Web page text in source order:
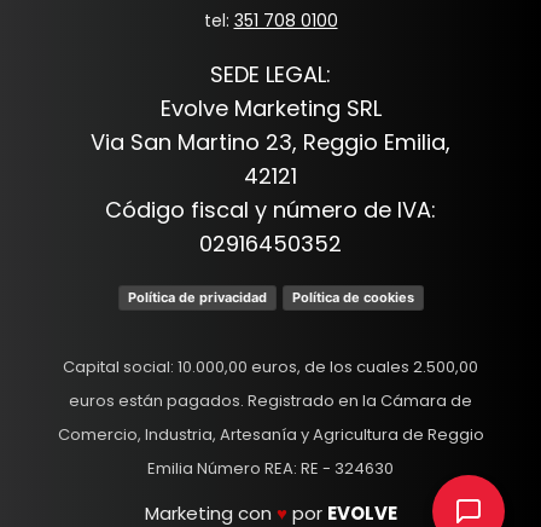
tel: 351 708 0100
SEDE LEGAL:
Evolve Marketing SRL
Via San Martino 23, Reggio Emilia,
42121
Código fiscal y número de IVA:
02916450352
Política de privacidad Política de cookies
Capital social: 10.000,00 euros, de los cuales 2.500,00
euros están pagados. Registrado en la Cámara de
Comercio, Industria, Artesanía y Agricultura de Reggio
Emilia Número REA: RE - 324630
Marketing con ♥ por EVOLVE